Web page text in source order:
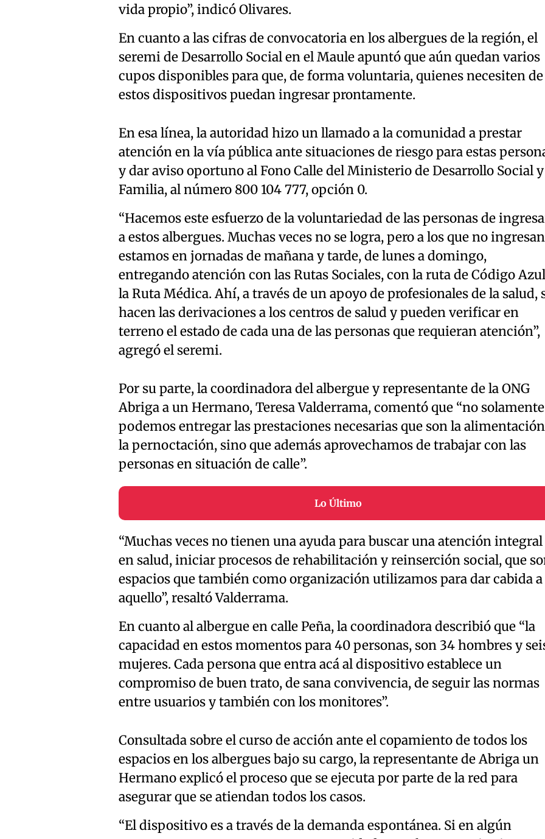
vida propio”, indicó Olivares.
En cuanto a las cifras de convocatoria en los albergues de la región, el
seremi de Desarrollo Social en el Maule apuntó que aún quedan varios
cupos disponibles para que, de forma voluntaria, quienes necesiten de
estos dispositivos puedan ingresar prontamente.
En esa línea, la autoridad hizo un llamado a la comunidad a prestar
atención en la vía pública ante situaciones de riesgo para estas
y dar aviso oportuno al Fono Calle del Ministerio de Desarrollo Social y
Familia, al número 800 104 777, opción 0.
“Hacemos este esfuerzo de la voluntariedad de las personas de
a estos albergues. Muchas veces no se logra, pero a los que no ingresan
estamos en jornadas de mañana y tarde, de lunes a domingo,
entregando atención con las Rutas Sociales, con la ruta de Código
la Ruta Médica. Ahí, a través de un apoyo de profesionales de la salud,
hacen las derivaciones a los centros de salud y pueden verificar en
terreno el estado de cada una de las personas que requieran atención”,
agregó el seremi.
Por su parte, la coordinadora del albergue y representante de la ONG
Abriga a un Hermano, Teresa Valderrama, comentó que “no solamente
podemos entregar las prestaciones necesarias que son la
la pernoctación, sino que además aprovechamos de trabajar con las
personas en situación de calle”.
Lo Último
“Muchas veces no tienen una ayuda para buscar una atención integral
en salud, iniciar procesos de rehabilitación y reinserción social, que
espacios que también como organización utilizamos para dar cabida a
aquello”, resaltó Valderrama.
En cuanto al albergue en calle Peña, la coordinadora describió que “la
capacidad en estos momentos para 40 personas, son 34 hombres y
mujeres. Cada persona que entra acá al dispositivo establece un
compromiso de buen trato, de sana convivencia, de seguir las normas
entre usuarios y también con los monitores”.
Consultada sobre el curso de acción ante el copamiento de todos los
espacios en los albergues bajo su cargo, la representante de Abriga un
Hermano explicó el proceso que se ejecuta por parte de la red para
asegurar que se atiendan todos los casos.
“El dispositivo es a través de la demanda espontánea. Si en algún